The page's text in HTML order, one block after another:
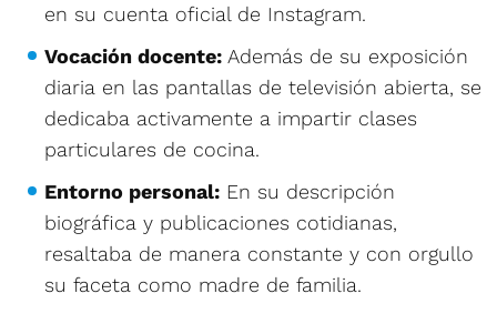
en su cuenta oficial de Instagram.
Vocación docente: Además de su exposición
diaria en las pantallas de televisión abierta, se
dedicaba activamente a impartir clases
particulares de cocina.
Entorno personal: En su descripción
biográfica y publicaciones cotidianas,
resaltaba de manera constante y con orgullo
su faceta como madre de familia.